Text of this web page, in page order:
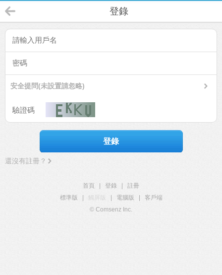
登錄
安全提問(未設置請忽略)
登錄
還沒有註冊？
首頁 登錄
註冊
標準版
觸屏版 電腦版
客戶端
© Comsenz Inc.